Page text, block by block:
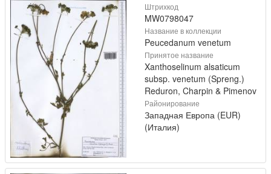
Штрихкод
MW0798047
Название в коллекции
Peucedanum venetum
Принятое название
Xanthoselinum alsaticum
subsp. venetum (Spreng.)
Reduron, Charpin & Pimenov
Районирование
Западная Европа (EUR)
(Италия)